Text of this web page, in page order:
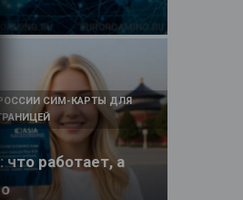
что работает, а
РОССИИ СИМ-КАРТЫ ДЛЯ